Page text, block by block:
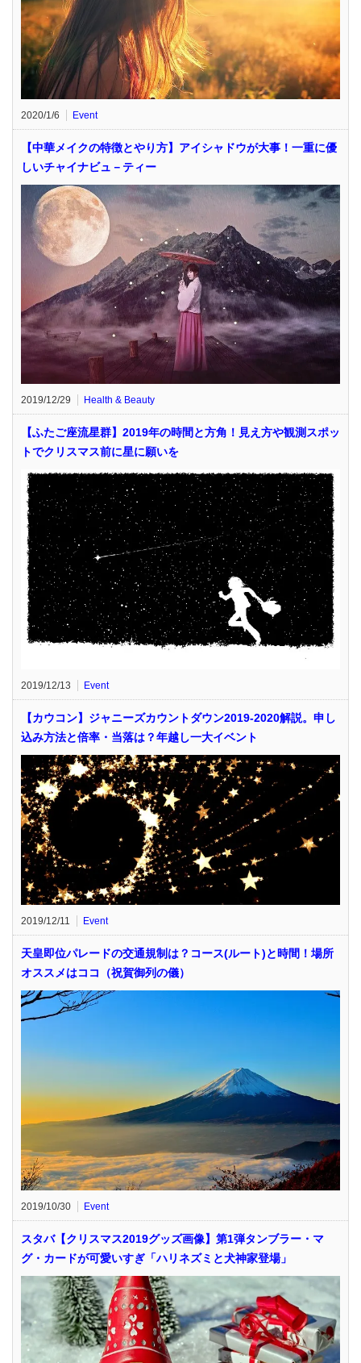
2020/1/6 Event
【中華メイクの特徴とやり方】アイシャドウが大事！一重に優
しいチャイナビュ－ティー
2019/12/29 Health & Beauty
【ふたご座流星群】2019年の時間と方角！見え方や観測スポッ
トでクリスマス前に星に願いを
2019/12/13 Event
【カウコン】ジャニーズカウントダウン2019-2020解説。申し
込み方法と倍率・当落は？年越し一大イベント
2019/12/11 Event
天皇即位パレードの交通規制は？コース(ルート)と時間！場所
オススメはココ（祝賀御列の儀）
2019/10/30 Event
スタバ【クリスマス2019グッズ画像】第1弾タンブラー・マ
グ・カードが可愛いすぎ「ハリネズミと犬神家登場」